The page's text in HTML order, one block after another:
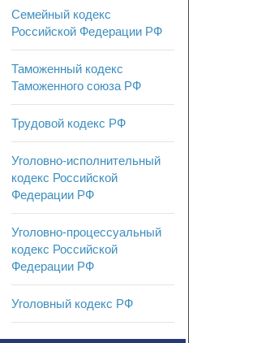
Семейный кодекс
Российской Федерации РФ
Таможенный кодекс
Таможенного союза РФ
Трудовой кодекс РФ
Уголовно-исполнительный
кодекс Российской
Федерации РФ
Уголовно-процессуальный
кодекс Российской
Федерации РФ
Уголовный кодекс РФ